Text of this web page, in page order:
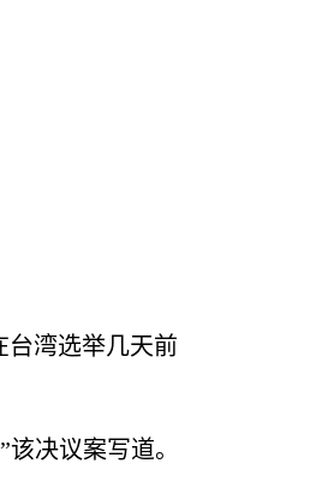
台湾选举几天前
决议案写道。